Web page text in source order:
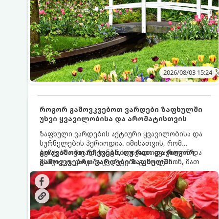
2026/08/03 15:24
როგორ გამოვკვებოთ ვარდები ზაფხულში
უხვი ყვავილობისა და არომატისთვის
ზაფხული ვარდების აქტიური ყვავილობისა და
სურნელების პერიოდია. იმისათვის, რომ
ბუჩქებმა უხვად, ხანგრძლივად იყვავილონ და
მსხვილი, კაშკაშა კვირტები გამოიტანონ, მათ
რეგულარული და სწორი გამოკვება
სჭირდებათ. ზაფხულის პერიოდში მცენარის
მოთხოვნილებები იცვლება, ამიტომ
მნიშვნელოვანია ვიცოდეთ, რომელი სასუქები
გამოიყენება ამ დროს.
გთავაზობთ რჩევებს, თუ რით და როგორ
გამოვკვებოთ ვარდები ზაფხულში
საუკეთესო შედეგის მისაღწევად: